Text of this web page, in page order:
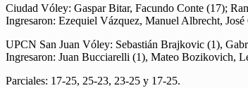
Ciudad Vóley: Gaspar Bitar, Facundo Conte (17);
Ingresaron: Ezequiel Vázquez, Manuel Albrecht, José
UPCN San Juan Vóley: Sebastián Brajkovic (1),
Ingresaron: Juan Bucciarelli (1), Mateo Bozikovich,
Parciales: 17-25, 25-23, 23-25 y 17-25.